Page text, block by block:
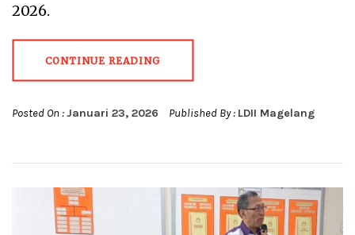
2026.
CONTINUE READING
Posted On :Januari 23, 2026 Published By : LDII Magelang